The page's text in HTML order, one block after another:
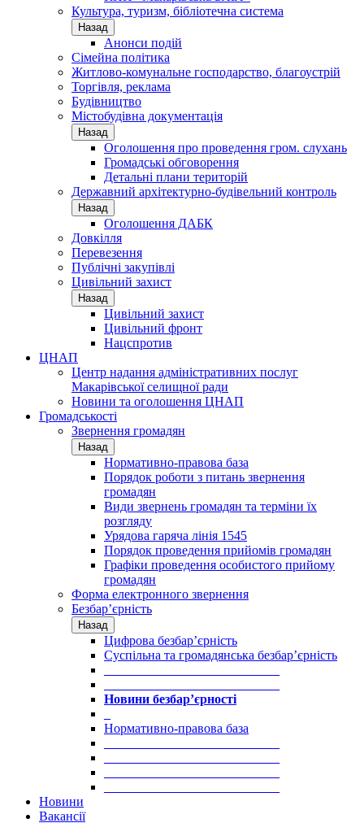
Культура, туризм, бібліотечна система
Назад
Анонси подій
Сімейна політика
Житлово-комунальне господарство, благоустрій
Торгівля, реклама
Будівництво
Містобудівна документація
Назад
Оголошення про проведення гром. слухань
Громадські обговорення
Детальні плани територій
Державний архітектурно-будівельний контроль
Назад
Оголошення ДАБК
Довкілля
Перевезення
Публічні закупівлі
Цивільний захист
Назад
Цивільний захист
Цивільний фронт
Нацспротив
ЦНАП
Центр надання адміністративних послуг
Макарівської селищної ради
Новини та оголошення ЦНАП
Громадськості
Звернення громадян
Назад
Нормативно-правова база
Порядок роботи з питань звернення
громадян
Види звернень громадян та терміни їх
розгляду
Урядова гаряча лінія 1545
Порядок проведення прийомів громадян
Графіки проведення особистого прийому
громадян
Форма електронного звернення
Безбар’єрність
Назад
Цифрова безбар’єрність
Суспільна та громадянська безбар’єрність
Новини безбар’єрності
Нормативно-правова база
Новини
Вакансії